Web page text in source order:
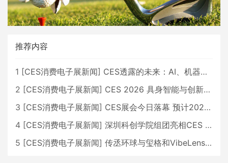
推荐内容
1 [CES消费电子展新闻] CES透露的未来：AI、机器人与智能生活大爆发
2 [CES消费电子展新闻] CES 2026 具身智能与创新领域 中国公司大放异彩
3 [CES消费电子展新闻] CES展会今日落幕 预计2026行业收入将超五千亿美元
4 [CES消费电子展新闻] 深圳科创学院组团亮相CES 广受好评
5 [CES消费电子展新闻] 传丞环球与玺格和VibeLens共同推出全新耳机